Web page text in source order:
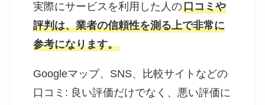
実際にサービスを利用した人の口コミや
評判は、業者の信頼性を測る上で非常に
参考になります。
Googleマップ、SNS、比較サイトなどの
口コミ: 良い評価だけでなく、悪い評価に